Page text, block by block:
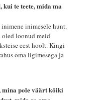
kui te teete, mida ma
inimesele hunt.
oled loonud meid
eest hoolt. Kingi
oma ligimesega ja
mina pole väärt kõiki